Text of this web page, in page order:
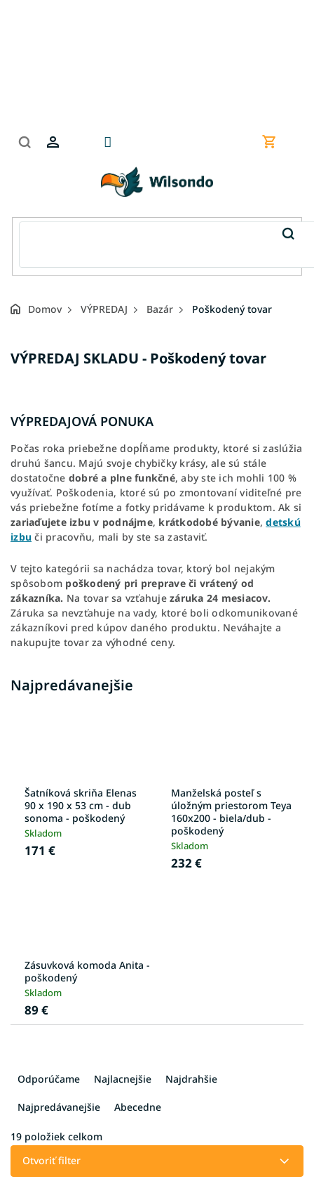
Domov VÝPREDAJ Bazár Poškodený tovar
VÝPREDAJ SKLADU - Poškodený tovar
VÝPREDAJOVÁ PONUKA
Počas roka priebežne dopĺňame produkty, ktoré si zaslúžia
druhú šancu. Majú svoje chybičky krásy, ale sú stále
dostatočne dobré a plne funkčné, aby ste ich mohli 100 %
využívať. Poškodenia, ktoré sú po zmontovaní viditeľné pre
vás priebežne fotíme a fotky pridávame k produktom. Ak si
zariaďujete izbu v podnájme, krátkodobé bývanie,detskú
izbu či pracovňu, mali by ste sa zastaviť.
V tejto kategórii sa nachádza tovar, ktorý bol nejakým
spôsobom poškodený pri preprave či vrátený od
zákazníka. Na tovar sa vzťahuje záruka 24 mesiacov.
Záruka sa nevzťahuje na vady, ktoré boli odkomunikované
zákazníkovi pred kúpov daného produktu. Neváhajte a
nakupujte tovar za výhodné ceny.
Najpredávanejšie
Šatníková skriňa Elenas
90 x 190 x 53 cm - dub
sonoma - poškodený
Skladom
171 €
Manželská posteľ s
úložným priestorom Teya
160x200 - biela/dub -
poškodený
Skladom
232 €
Zásuvková komoda Anita -
poškodený
Skladom
89 €
a
i
Odporúčame Najlacnejšie Najdrahšie
Najpredávanejšie Abecedne
19 položiek celkom
Otvoriť filter